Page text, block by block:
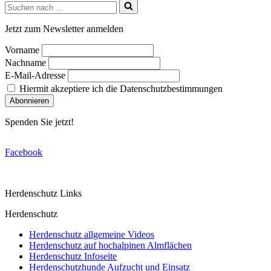
Suchen
nach …
Jetzt zum Newsletter anmelden
Vorname
Nachname
E-Mail-Adresse
Hiermit akzeptiere ich die Datenschutzbestimmungen
Spenden Sie jetzt!
Facebook
Herdenschutz Links
Herdenschutz
Herdenschutz allgemeine Videos
Herdenschutz auf hochalpinen Almflächen
Herdenschutz Infoseite
Herdenschutzhunde Aufzucht und Einsatz